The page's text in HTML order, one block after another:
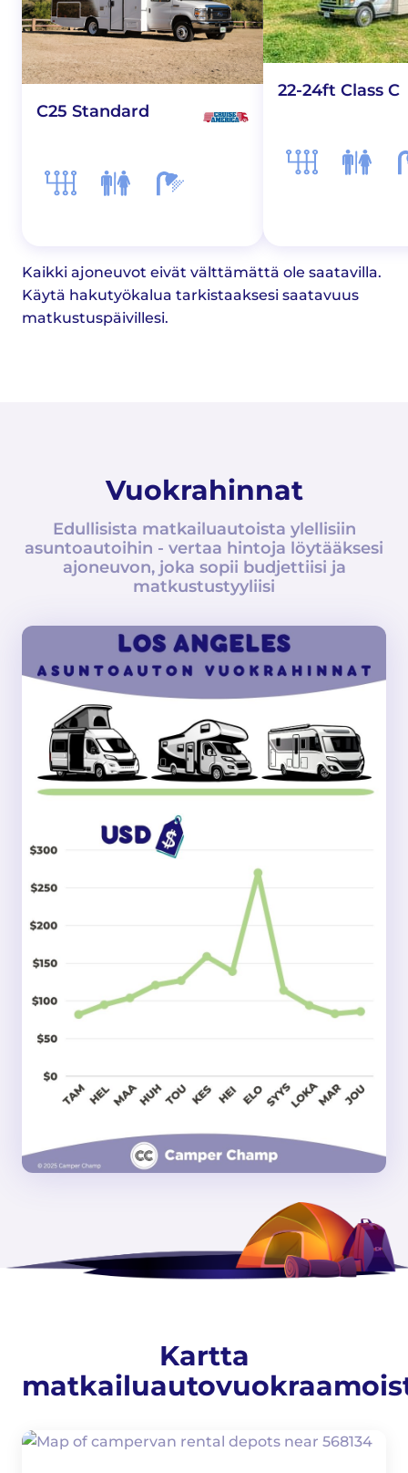
C25 Standard
22-24ft Class C
Kaikki ajoneuvot eivät välttämättä ole saatavilla.
Käytä hakutyökalua tarkistaaksesi saatavuus
matkustuspäivillesi.
Vuokrahinnat
Edullisista matkailuautoista ylellisiin
asuntoautoihin - vertaa hintoja löytääksesi
ajoneuvon, joka sopii budjettiisi ja
matkustustyyliisi
Kartta